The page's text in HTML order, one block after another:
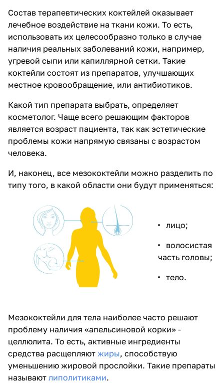
Состав терапевтических коктейлей оказывает
лечебное воздействие на ткани кожи. То есть,
использовать их целесообразно только в случае
наличия реальных заболеваний кожи, например,
угревой сыпи или капиллярной сетки. Такие
коктейли состоят из препаратов, улучшающих
местное кровообращение, или антибиотиков.
Какой тип препарата выбрать, определяет
косметолог. Чаще всего решающим факторов
является возраст пациента, так как эстетические
проблемы кожи напрямую связаны с возрастом
человека.
И, наконец, все мезококтейли можно разделить по
типу того, в какой области они будут применяться:
лицо;
волосистая
часть головы;
тело.
Мезококтейли для тела наиболее часто решают
проблему наличия «апельсиновой корки» -
целлюлита. То есть, активные ингредиенты
средства расщепляют жиры, способствую
уменьшению жировой прослойки. Такие препараты
называют липолитиками.